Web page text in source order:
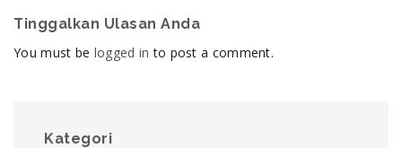
Tinggalkan Ulasan Anda
You must be logged in to post a comment.
Kategori